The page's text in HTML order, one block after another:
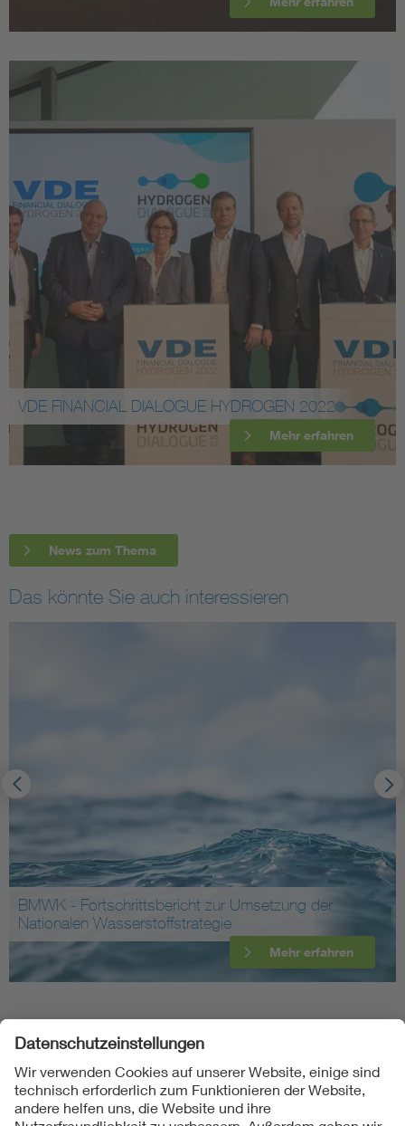
VDE FINANCIAL DIALOGUE HYDROGEN 2022
Mehr erfahren
News zum Thema
Das könnte Sie auch interessieren
BMWK - Fortschrittsbericht zur Umsetzung der
Nationalen Wasserstoffstrategie
Mehr erfahren
Folgen Sie uns